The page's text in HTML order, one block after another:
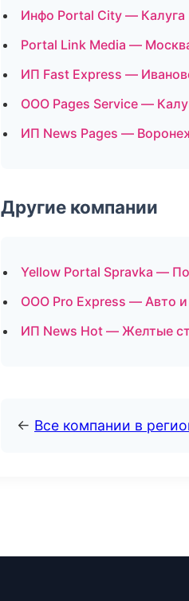
Инфо Portal City — Калуга
Portal Link Media —
ИП Fast Express —
ООО Pages Service —
ИП News Pages —
Другие компании
Yellow Portal Spravka —
ООО Pro Express — Авто и
ИП News Hot — Желтые
← Все компании в